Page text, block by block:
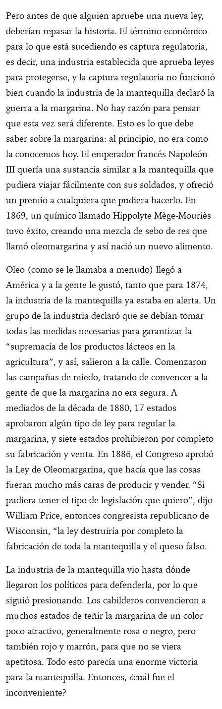
Pero antes de que alguien apruebe una nueva ley,
deberían repasar la historia. El término económico
para lo que está sucediendo es captura regulatoria,
es decir, una industria establecida que aprueba leyes
para protegerse, y la captura regulatoria no funcionó
bien cuando la industria de la mantequilla declaró la
guerra a la margarina. No hay razón para pensar
que esta vez será diferente. Esto es lo que debe
saber sobre la margarina: al principio, no era como
la conocemos hoy. El emperador francés Napoleón
III quería una sustancia similar a la mantequilla que
pudiera viajar fácilmente con sus soldados, y ofreció
un premio a cualquiera que pudiera hacerlo. En
1869, un químico llamado Hippolyte Mège-Mouriès
tuvo éxito, creando una mezcla de sebo de res que
llamó oleomargarina y así nació un nuevo alimento.
Oleo (como se le llamaba a menudo) llegó a
América y a la gente le gustó, tanto que para 1874,
la industria de la mantequilla ya estaba en alerta. Un
grupo de la industria declaró que se debían tomar
todas las medidas necesarias para garantizar la
“supremacía de los productos lácteos en la
agricultura”, y así, salieron a la calle. Comenzaron
las campañas de miedo, tratando de convencer a la
gente de que la margarina no era segura. A
mediados de la década de 1880, 17 estados
aprobaron algún tipo de ley para regular la
margarina, y siete estados prohibieron por completo
su fabricación y venta. En 1886, el Congreso aprobó
la Ley de Oleomargarina, que hacía que las cosas
fueran mucho más caras de producir y vender. “Si
pudiera tener el tipo de legislación que quiero”, dijo
William Price, entonces congresista republicano de
Wisconsin, “la ley destruiría por completo la
fabricación de toda la mantequilla y el queso falso.
La industria de la mantequilla vio hasta dónde
llegaron los políticos para defenderla, por lo que
siguió presionando. Los cabilderos convencieron a
muchos estados de teñir la margarina de un color
poco atractivo, generalmente rosa o negro, pero
también rojo y marrón, para que no se viera
apetitosa. Todo esto parecía una enorme victoria
para la mantequilla. Entonces, ¿cuál fue el
inconveniente?